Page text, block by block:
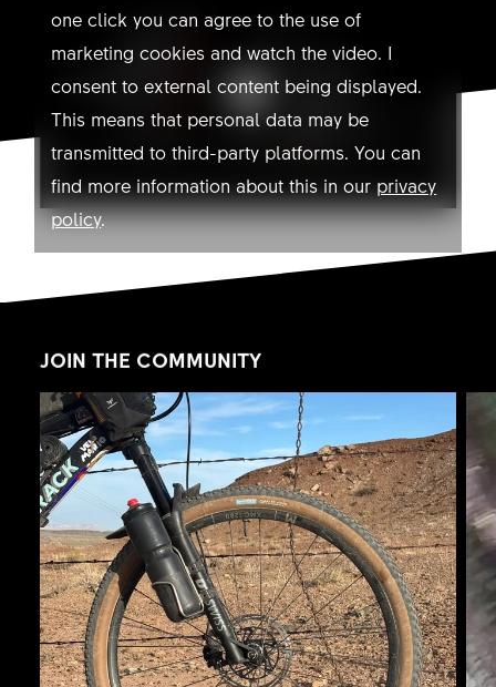
one click you can agree to the use of
marketing cookies and watch the video. I
consent to external content being displayed.
This means that personal data may be
transmitted to third-party platforms. You can
find more information about this in our privacy
policy.
Allow YouTube
JOIN THE COMMUNITY